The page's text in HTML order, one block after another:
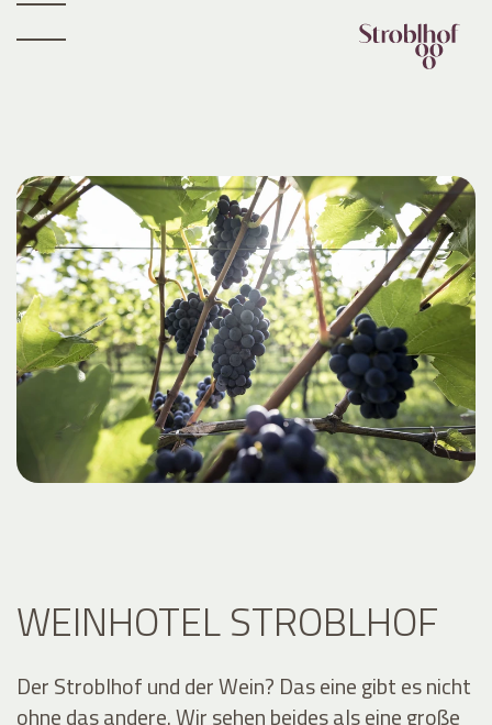
WEINHOTEL STROBLHOF
Der Stroblhof und der Wein? Das eine gibt es nicht
ohne das andere. Wir sehen beides als eine große